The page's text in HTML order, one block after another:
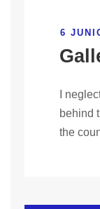
6
I
behind
the